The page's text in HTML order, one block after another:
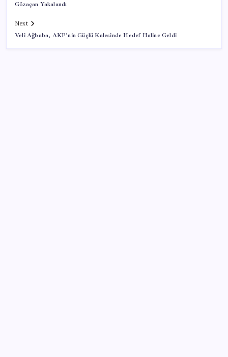
Gözaçan Yakalandı
Next
Veli Ağbaba, AKP’nin Güçlü Kalesinde Hedef Haline Geldi